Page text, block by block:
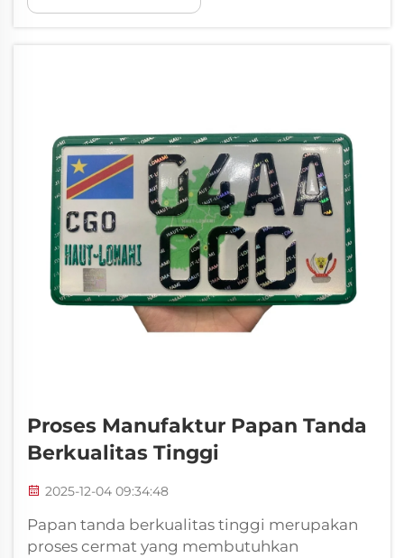
reflektif tersedia di jalan, kendaraan, dan
Proses Manufaktur Papan Tanda
Berkualitas Tinggi
2025-12-04 09:34:48
Papan tanda berkualitas tinggi merupakan
proses cermat yang membutuhkan